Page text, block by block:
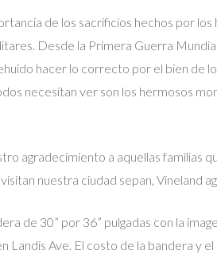
de los sacrificios hechos por
Desde la Primera Guerra
hacer lo correcto por el bien de
necesitan ver son los hermosos
agradecimiento a aquellas familias
nuestra ciudad sepan, Vineland
de 30” por 36” pulgadas con la
Landis Ave. El costo de la bandera y